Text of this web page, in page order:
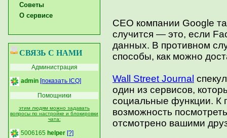
Советы
О сервисе
СВЯЗЬ С НАМИ
Администрация
admin [показать ICQ]
Помощники
этим людям можно задавать
вопросы по настройке и блокировки
чата:
5006165 helper [?]
CEO компании Google
случится — это, если
данных. В противном
способы, как можно
Wall Street Journal
один из сервисов,
социальные функции. К
возможность
отсмотрено вашими